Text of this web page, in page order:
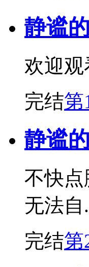
静谧
欢迎
完结第
静谧
不快
无法自
完结第